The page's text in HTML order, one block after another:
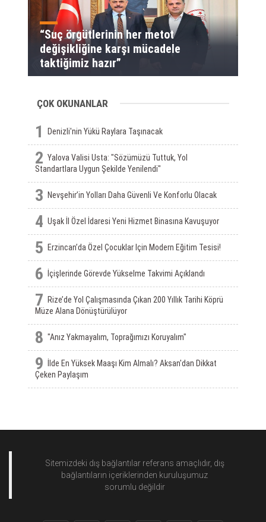
“Suç örgütlerinin her metot
değişikliğine karşı mücadele
taktiğimiz hazır”
ÇOK OKUNANLAR
1 Denizli'nin Yükü Raylara Taşınacak
2 Yalova Valisi Usta: "Sözümüzü Tuttuk, Yol
Standartlara Uygun Şekilde Yenilendi"
3 Nevşehir’in Yolları Daha Güvenli Ve Konforlu Olacak
4 Uşak İl Özel İdaresi Yeni Hizmet Binasına Kavuşuyor
5 Erzincan’da Özel Çocuklar Için Modern Eğitim Tesisi!
6 İçişlerinde Görevde Yükselme Takvimi Açıklandı
7
Rize’de Yol Çalışmasında Çıkan 200 Yıllık Tarihi Köprü
Müze Alana Dönüştürülüyor
8 "Anız Yakmayalım, Toprağımızı Koruyalım"
9
İlde En Yüksek Maaşı Kim Almalı? Aksan'dan Dikkat
Çeken Paylaşım
Sitemizdeki dış bağlantılar referans amaçlıdır, dış
bağlantıların içeriklerinden kuruluşumuz
sorumlu değildir